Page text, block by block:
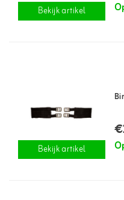
Bekijk artikel
Bekijk artikel